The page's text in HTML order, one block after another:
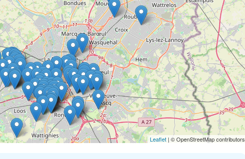
Leaflet | © OpenStreetMap contributors